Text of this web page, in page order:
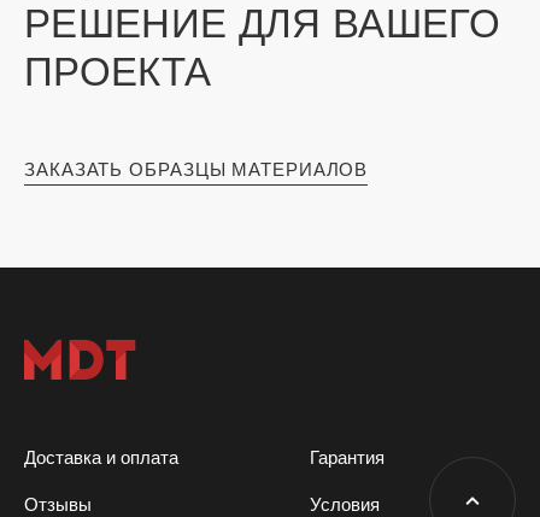
РЕШЕНИЕ ДЛЯ ВАШЕГО
ПРОЕКТА
ЗАКАЗАТЬ ОБРАЗЦЫ МАТЕРИАЛОВ
Доставка и оплата Гарантия
Отзывы
Условия